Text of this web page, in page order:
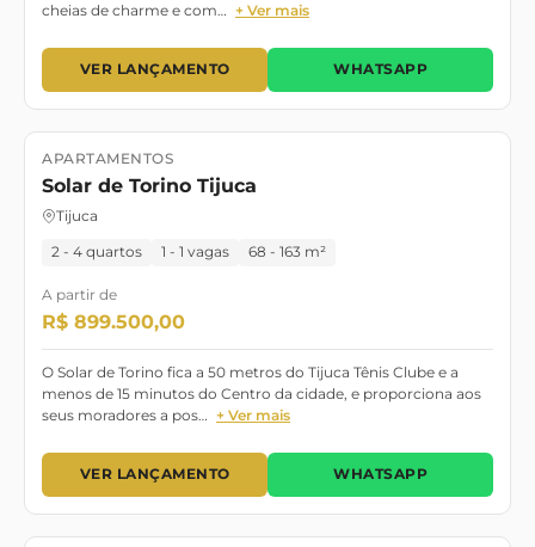
cheias de charme e com… + Ver mais
VER LANÇAMENTO WHATSAPP
Lançamento
APARTAMENTOS
Solar de Torino Tijuca
Tijuca
2 - 4 quartos 1 - 1 vagas 68 - 163 m²
A partir de
R$ 899.500,00
O Solar de Torino fica a 50 metros do Tijuca Tênis Clube e a
menos de 15 minutos do Centro da cidade, e proporciona aos
seus moradores a pos… + Ver mais
VER LANÇAMENTO WHATSAPP